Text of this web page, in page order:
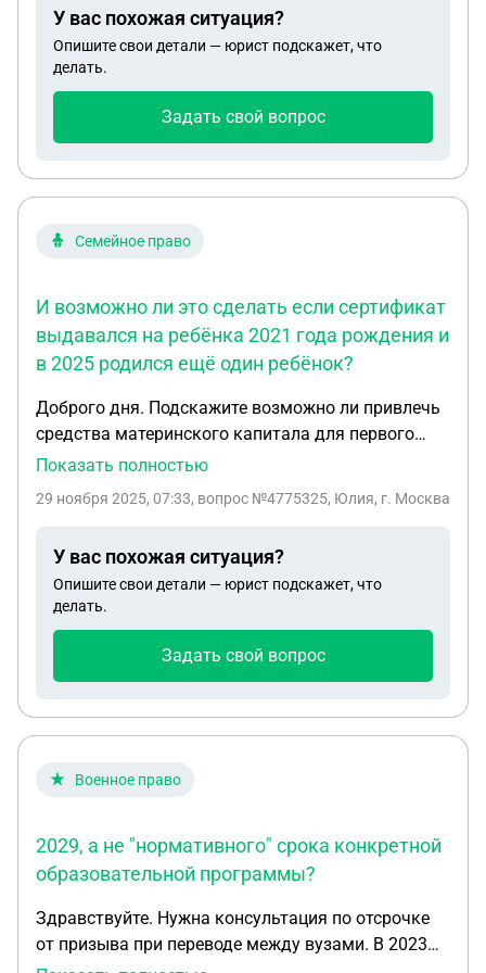
определении о возбуждении уголовного дела не
указаны повреждения автомобиля, а этого
требует страховая. 3. Начинаются непонятные
движения со стороны этого сотрудника, а
приходите на ДОПРОС, а покажите мне ещё раз
автомобиль, КАСКО и тд. Как реагировать на
запросов и только потом показывать и
мне докопаться. Что делать если в определении о
возбуждении уголовного дела не указан
повреждения автомобиля?
У вас похожая ситуация?
Опишите свои детали — юрист подскажет, что
делать.
Задать свой вопрос
Семейное право
И возможно ли это сделать если сертификат
выдавался на ребёнка 2021 года рождения и
в 2025 родился ещё один ребёнок?
Доброго дня. Подскажите возможно ли привлечь
средства материнского капитала для первого
взноса при покупке квартиры в рассрочку? И
выдавался на ребёнка 2021 года рождения и в
Показать полностью
29 ноября 2025, 07:33, вопрос №4775325, Юлия, г. Москва
У вас похожая ситуация?
Опишите свои детали — юрист подскажет, что
делать.
Задать свой вопрос
Военное право
2029, а не "нормативного" срока конкретной
образовательной программы?
Здравствуйте. Нужна консультация по отсрочке
от призыва при переводе между вузами. В 2023